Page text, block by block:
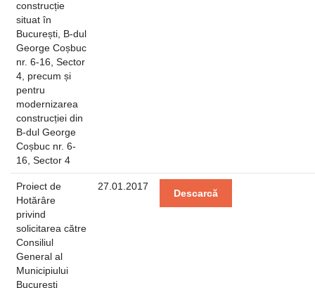
construcție
situat în
București, B-dul
George Coșbuc
nr. 6-16, Sector
4, precum și
pentru
modernizarea
construcției din
B-dul George
Coșbuc nr. 6-
16, Sector 4
Proiect de
Hotărâre
privind
solicitarea către
Consiliul
General al
Municipiului
București
27.01.2017
Descarcă